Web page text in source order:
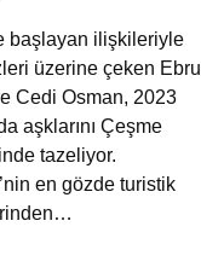
başlayan ilişkileriyle
üzerine çeken Ebru
Cedi Osman, 2023
aşklarını Çeşme
tazeliyor.
en gözde turistik